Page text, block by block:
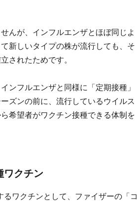
んが、インフルエンザとほぼ同じよ
新しいタイプの株が流行しても、そ
されたためです。
ンフルエンザと同様に「定期接種」
ズンの前に、流行しているウイルス
希望者がワクチン接種できる体制を
ワクチン
ワクチンとして、ファイザーの「コ